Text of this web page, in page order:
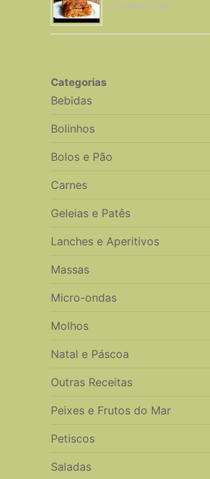
21 Janeiro, 2020
Categorias
Bebidas
Bolinhos
Bolos e Pão
Carnes
Geleias e Patês
Lanches e Aperitivos
Massas
Micro-ondas
Molhos
Natal e Páscoa
Outras Receitas
Peixes e Frutos do Mar
Petiscos
Saladas